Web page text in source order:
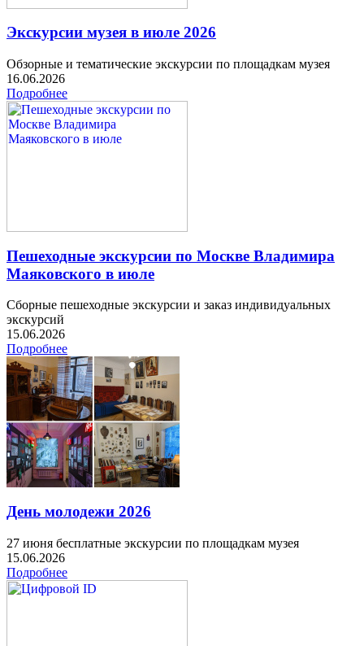
Экскурсии музея в июле 2026
Обзорные и тематические экскурсии по площадкам музея
16.06.2026
Подробнее
Пешеходные экскурсии по Москве Владимира
Маяковского в июле
Сборные пешеходные экскурсии и заказ индивидуальных
экскурсий
15.06.2026
Подробнее
День молодежи 2026
27 июня бесплатные экскурсии по площадкам музея
15.06.2026
Подробнее